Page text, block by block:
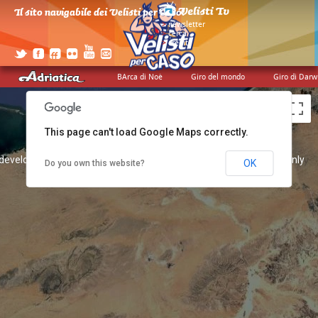
BArca di Noè Giro del mondo Giro di
Il sito navigabile dei Velisti per Caso!
> newsletter
> cerca
> credits
purposes only For development purposes only
This page can't load Google Maps correctly.
Do you own this website? OK